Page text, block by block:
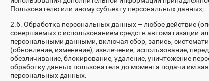
Пользователю или иному субъекту персональных данных;
2.6. Обработка персональных данных – любое действие
совершаемых с использованием средств автоматизации
персональными данными, включая сбор, запись,
(обновление, изменение), извлечение, использование,
обезличивание, блокирование, удаление, уничтожение
обработку данных пользователя до момента подачи им
персональных данных.